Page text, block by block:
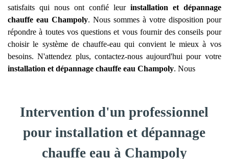
satisfaits qui nous ont confié leur installation et dépannage
chauffe eau Champoly. Nous sommes à votre disposition pour
répondre à toutes vos questions et vous fournir des conseils pour
choisir le système de chauffe-eau qui convient le mieux à vos
besoins. N'attendez plus, contactez-nous aujourd'hui pour votre
installation et dépannage chauffe eau Champoly. Nous
Intervention d'un professionnel
pour installation et dépannage
chauffe eau à Champoly